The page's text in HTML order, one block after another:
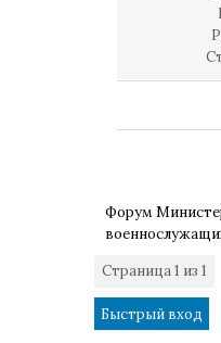
Форум
Страница1 из 1